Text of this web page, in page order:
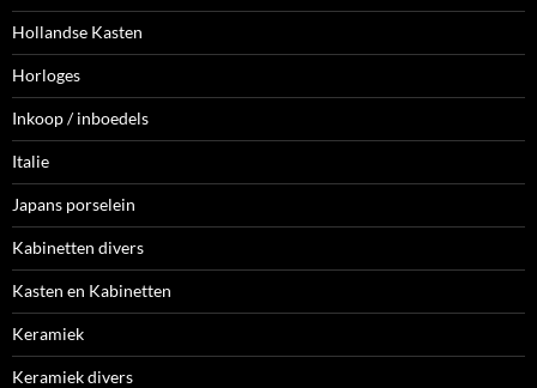
Hollandse Kasten
Horloges
Inkoop / inboedels
Italie
Japans porselein
Kabinetten divers
Kasten en Kabinetten
Keramiek
Keramiek divers